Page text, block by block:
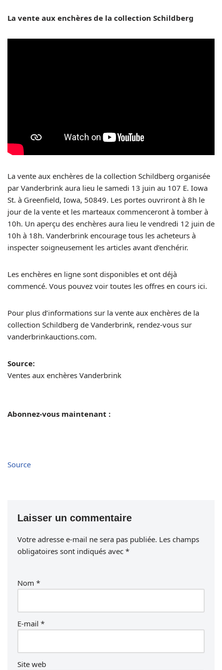
La vente aux enchères de la collection Schildberg
La vente aux enchères de la collection Schildberg organisée
par Vanderbrink aura lieu le samedi 13 juin au 107 E. Iowa
St. à Greenfield, Iowa, 50849. Les portes ouvriront à 8h le
jour de la vente et les marteaux commenceront à tomber à
10h. Un aperçu des enchères aura lieu le vendredi 12 juin de
10h à 18h. Vanderbrink encourage tous les acheteurs à
inspecter soigneusement les articles avant d’enchérir.
Les enchères en ligne sont disponibles et ont déjà
commencé. Vous pouvez voir toutes les offres en cours ici.
Pour plus d’informations sur la vente aux enchères de la
collection Schildberg de Vanderbrink, rendez-vous sur
vanderbrinkauctions.com.
Source:
Ventes aux enchères Vanderbrink
Abonnez-vous maintenant :
Source
Laisser un commentaire
Votre adresse e-mail ne sera pas publiée. Les champs
obligatoires sont indiqués avec *
Nom *
E-mail *
Site web